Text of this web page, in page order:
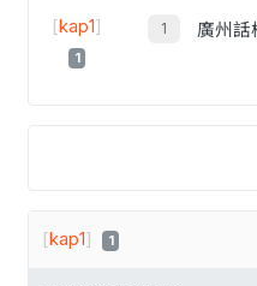
[kap1]
1
廣州話
[kap1] 1